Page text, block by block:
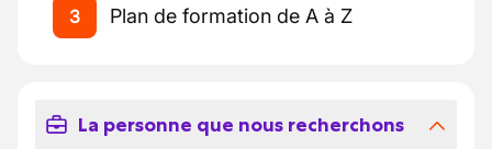
3 Plan de formation de A à Z
La personne que nous recherchons